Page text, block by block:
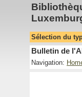
Sélection du
Bulletin de
Navigation: